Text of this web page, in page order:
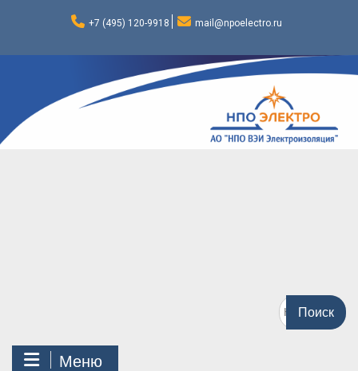
+7 (495) 120-9918 mail@npoelectro.ru
Поиск
по:
Меню